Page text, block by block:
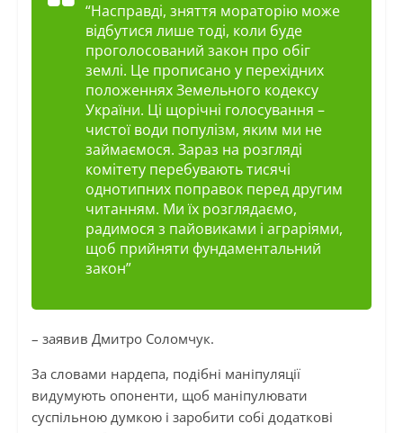
“Насправді, зняття мораторію може
відбутися лише тоді, коли буде
проголосований закон про обіг
землі. Це прописано у перехідних
положеннях Земельного кодексу
України. Ці щорічні голосування –
чистої води популізм, яким ми не
займаємося. Зараз на розгляді
комітету перебувають тисячі
однотипних поправок перед другим
читанням. Ми їх розглядаємо,
радимося з пайовиками і аграріями,
щоб прийняти фундаментальний
закон”
– заявив Дмитро Соломчук.
За словами нардепа, подібні маніпуляції
видумують опоненти, щоб маніпулювати
суспільною думкою і заробити собі додаткові